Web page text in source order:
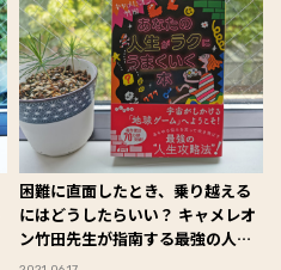
困難に直面したとき、乗り越える
にはどうしたらいい？ キャメレオ
ン竹田先生が指南する最強の人生
攻略法 #Omezaトーク